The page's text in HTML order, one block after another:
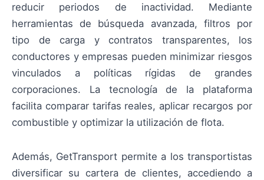
reducir periodos de inactividad. Mediante
herramientas de búsqueda avanzada, filtros por
tipo de carga y contratos transparentes, los
conductores y empresas pueden minimizar riesgos
vinculados a políticas rígidas de grandes
corporaciones. La tecnología de la plataforma
facilita comparar tarifas reales, aplicar recargos por
combustible y optimizar la utilización de flota.
Además, GetTransport permite a los transportistas
diversificar su cartera de clientes, accediendo a